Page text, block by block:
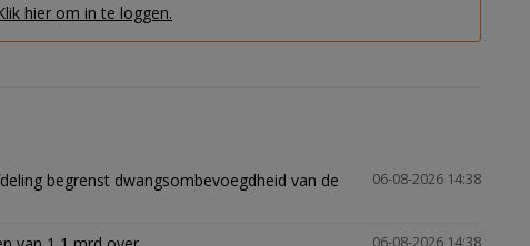
hier om in te loggen.
06-08-2026 14:38
begrenst dwangsombevoegdheid van de
06-08-2026 14:38